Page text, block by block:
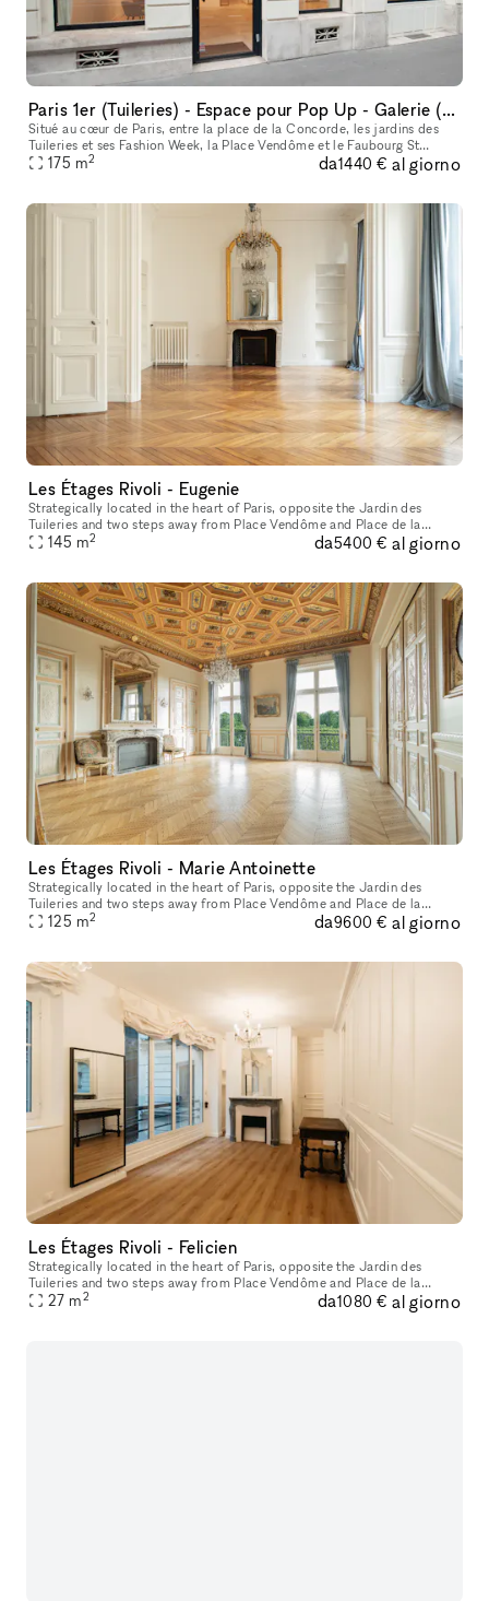
Paris 1er (Tuileries) - Espace pour Pop Up - Galerie (140 m2 + Sous sol 35 m2)
Situé au cœur de Paris, entre la place de la Concorde, les jardins des
Tuileries et ses Fashion Week, la Place Vendôme et le Faubourg St
Honoré, l’espace dispose d’une adresse unique à côté des hôtel
175 m2 da1440 € al giorno
Les Étages Rivoli - Eugenie
Strategically located in the heart of Paris, opposite the Jardin des
Tuileries and two steps away from Place Vendôme and Place de la
Concorde, the showroom features the style and charm of a typically
145 m2 da5400 € al giorno
Les Étages Rivoli - Marie Antoinette
Strategically located in the heart of Paris, opposite the Jardin des
Tuileries and two steps away from Place Vendôme and Place de la
Concorde, the showroom boasts very high ceilings decorated with mo
125 m2 da9600 € al giorno
Les Étages Rivoli - Felicien
Strategically located in the heart of Paris, opposite the Jardin des
Tuileries and two steps away from Place Vendôme and Place de la
Concorde, the space features the charm of a cozy Parisian appartme
27 m2 da1080 € al giorno